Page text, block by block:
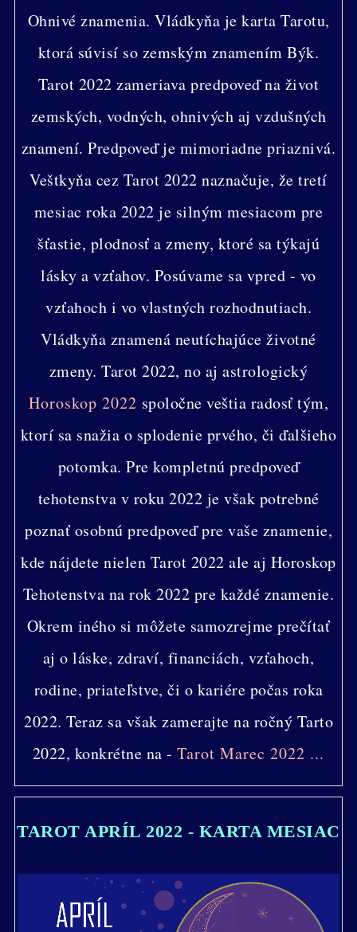
Ohnivé znamenia. Vládkyňa je karta Tarotu,
ktorá súvisí so zemským znamením Býk.
Tarot 2022 zameriava predpoveď na život
zemských, vodných, ohnivých aj vzdušných
znamení. Predpoveď je mimoriadne priaznivá.
Veštkyňa cez Tarot 2022 naznačuje, že tretí
mesiac roka 2022 je silným mesiacom pre
šťastie, plodnosť a zmeny, ktoré sa týkajú
lásky a vzťahov. Posúvame sa vpred - vo
vzťahoch i vo vlastných rozhodnutiach.
Vládkyňa znamená neutíchajúce životné
zmeny. Tarot 2022, no aj astrologický
Horoskop 2022 spoločne veštia radosť tým,
ktorí sa snažia o splodenie prvého, či ďalšieho
potomka. Pre kompletnú predpoveď
tehotenstva v roku 2022 je však potrebné
poznať osobnú predpoveď pre vaše znamenie,
kde nájdete nielen Tarot 2022 ale aj Horoskop
Tehotenstva na rok 2022 pre každé znamenie.
Okrem iného si môžete samozrejme prečítať
aj o láske, zdraví, financiách, vzťahoch,
rodine, priateľstve, či o kariére počas roka
2022. Teraz sa však zamerajte na ročný Tarto
2022, konkrétne na -Tarot Marec 2022 ...
TAROT APRÍL 2022 - KARTA MESIAC